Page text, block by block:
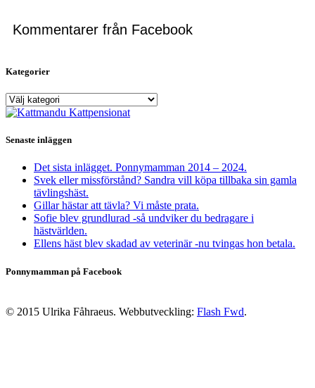
Kommentarer från Facebook
Kategorier
Kategorier
Senaste inläggen
Det sista inlägget. Ponnymamman 2014 – 2024.
Svek eller missförstånd? Sandra vill köpa tillbaka sin gamla
tävlingshäst.
Gillar hästar att tävla? Vi måste prata.
Sofie blev grundlurad -så undviker du bedragare i
hästvärlden.
Ellens häst blev skadad av veterinär -nu tvingas hon betala.
Ponnymamman på Facebook
© 2015 Ulrika Fåhraeus. Webbutveckling: Flash Fwd.